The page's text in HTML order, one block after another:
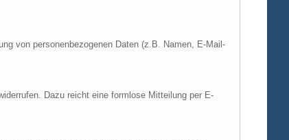
von personenbezogenen Daten (z.B. Namen, E-Mail-
Dazu reicht eine formlose Mitteilung per E-